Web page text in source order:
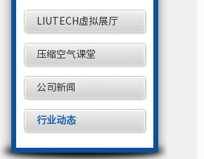
LIUTECH虚拟展厅
压缩空气课堂
公司新闻
行业动态